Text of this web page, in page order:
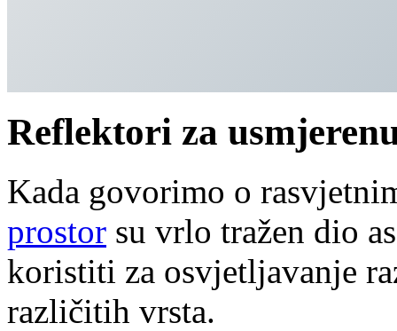
Reflektori za
Kada govorimo o
prostor su vrlo tražen dio
koristiti za osvjetljavanje
različitih vrsta.